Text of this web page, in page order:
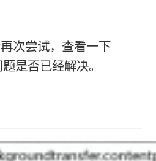
次尝试，查看一下
是否已经解决。